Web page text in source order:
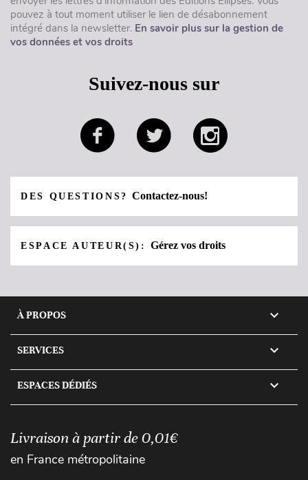
pouvez à tout moment utiliser le lien de désabonnement
intégré dans la newsletter. En savoir plus sur la gestion de
vos données et vos droits
Suivez-nous sur
DES QUESTIONS?Contactez-nous!
ESPACE AUTEUR(S):Gérez vos droits
À PROPOS 
SERVICES 
ESPACES DÉDIÉS 
Livraison à partir de 0,01€
en France métropolitaine